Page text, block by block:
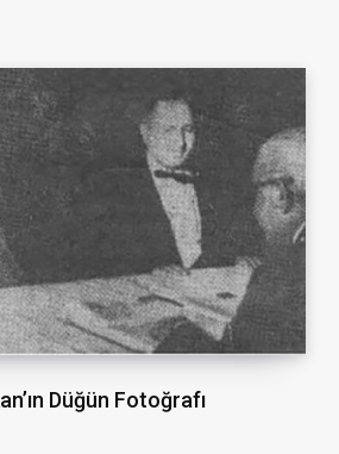
Düğün Fotoğrafı